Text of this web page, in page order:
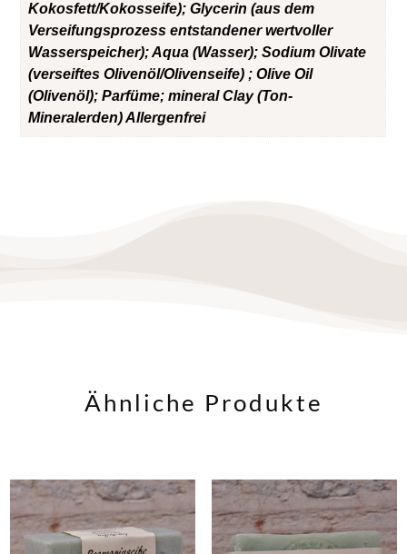
Kokosfett/Kokosseife); Glycerin (aus dem
Verseifungsprozess entstandener wertvoller
Wasserspeicher); Aqua (Wasser); Sodium Olivate
(verseiftes Olivenöl/Olivenseife) ; Olive Oil
(Olivenöl); Parfüme; mineral Clay (Ton-
Mineralerden) Allergenfrei
Ähnliche Produkte